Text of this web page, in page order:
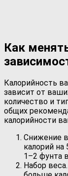
Как
Калорийность
зависит от
количество и
общих
калорийности
Снижение
калорий на
1–2 фунта
Набор